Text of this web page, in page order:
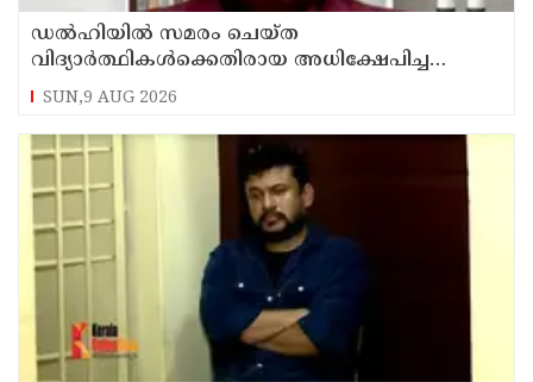
ഡൽഹിയിൽ സമരം ചെയ്ത
വിദ്യാർത്ഥികൾക്കെതിരായ അധിക്ഷേപിച്ച
കേസില്‍ സംഘപരിവാർ സഹയാത്രികൻ ടി ജി
മോഹന്‍ദാസ് കസ്റ്റഡിയിൽ
SUN,9 AUG 2026